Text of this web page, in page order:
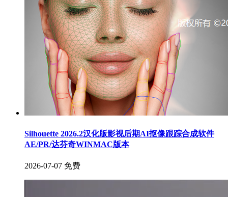
Silhouette 2026.2汉化版影视后期AI抠像跟踪合成软件
AE/PR/达芬奇WINMAC版本
2026-07-07 免费